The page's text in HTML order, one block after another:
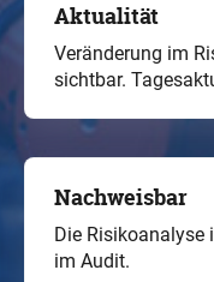
Aktualität
Veränderung im
sichtbar.
Nachweisbar
Die Risikoanalyse
im Audit.